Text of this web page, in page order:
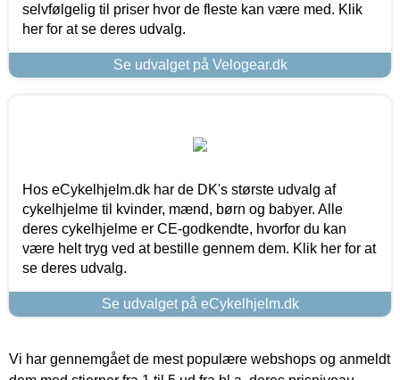
selvfølgelig til priser hvor de fleste kan være med. Klik
her for at se deres udvalg.
Se udvalget på Velogear.dk
Hos eCykelhjelm.dk har de DK's største udvalg af
cykelhjelme til kvinder, mænd, børn og babyer. Alle
deres cykelhjelme er CE-godkendte, hvorfor du kan
være helt tryg ved at bestille gennem dem. Klik her for at
se deres udvalg.
Se udvalget på eCykelhjelm.dk
Vi har gennemgået de mest populære webshops og anmeldt